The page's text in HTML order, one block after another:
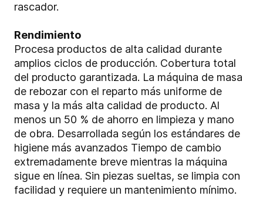
rascador.
Rendimiento
Procesa productos de alta calidad durante
amplios ciclos de producción. Cobertura total
del producto garantizada. La máquina de masa
de rebozar con el reparto más uniforme de
masa y la más alta calidad de producto. Al
menos un 50 % de ahorro en limpieza y mano
de obra. Desarrollada según los estándares de
higiene más avanzados Tiempo de cambio
extremadamente breve mientras la máquina
sigue en línea. Sin piezas sueltas, se limpia con
facilidad y requiere un mantenimiento mínimo.